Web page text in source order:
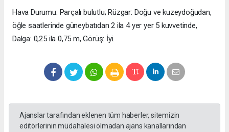
Hava Durumu: Parçalı bulutlu; Rüzgar: Doğu ve kuzeydoğudan,
öğle saatlerinde güneybatıdan 2 ila 4 yer yer 5 kuvvetinde,
Dalga: 0,25 ila 0,75 m, Görüş: İyi.
Ajanslar tarafından eklenen tüm haberler, sitemizin
editörlerinin müdahalesi olmadan ajans kanallarından